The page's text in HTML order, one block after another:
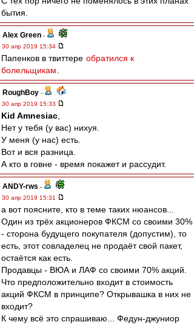
бытия.
Alex Green -
30 апр 2019 15:34
Папенков в твиттере обратился к
болельщикам
RoughBoy -
30 апр 2019 15:33
Kid Amnesiac
Нет у тебя (у вас) нихуя.
У меня (у нас) есть.
Вот и вся разница.
А кто в говне - время покажет и рассудит.
ANDY-rws -
30 апр 2019 15:31
а вот поясните, кто в теме таких нюансов...
Один из трёх акционеров ФКСМ со своими 30%
- сторона будущего покупателя (допустим), то
есть, этот совладелец не продаёт свой пакет,
остаётся как есть.
Продавцы - ВЮА и ЛАФ со своими 70% акций.
Что предположительно входит в стоимость
акций ФКСМ в принципе? Открывашка в них не
входит?
К чему всё это спрашиваю... Федун-джуниор